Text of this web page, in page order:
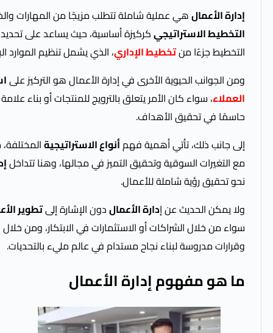
إدارة الأعمالهي عملية شاملة تتطلب مزيجًا من المهارات
التخطيط الاستراتيجيكركيزة أساسية، حيث يساعد على
التخطيط جزءًا منتخطيط الإداري، الذي يشمل تنظيم الموارد
ومن الجوانب الحيوية الأخرى في إدارة الأعمال هو التركيز على
العملاء، سواء كان الأمر يتعلق بالترويج للمنتجات أو بناء
حاسمًا في تحقيق الأهداف.
إلى جانب ذلك، تأتي أهمية فهمأنواع الاستراتيجية
مع التغيرات السوقية وتحقيق التميز في مجالها، وهنا تتداخل
نحو تحقيق رؤية شاملة للأعمال.
ولا يمكن الحديث عن إدارة الأعمالدون الإشارة إلىتطوير
سواء من خلال الشراكات أو الاستثمارات في الابتكار، ومن
وقرارات مدروسة لبناء نجاح مستدام في عالم مليء بالتحديات.
ما هو مفهوم إدارة الأعمال